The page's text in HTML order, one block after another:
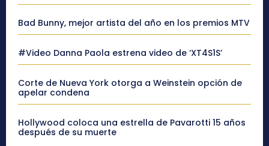
Bad Bunny, mejor artista del año en los premios MTV
#Video Danna Paola estrena video de ‘XT4S1S’
Corte de Nueva York otorga a Weinstein opción de
apelar condena
Hollywood coloca una estrella de Pavarotti 15 años
después de su muerte